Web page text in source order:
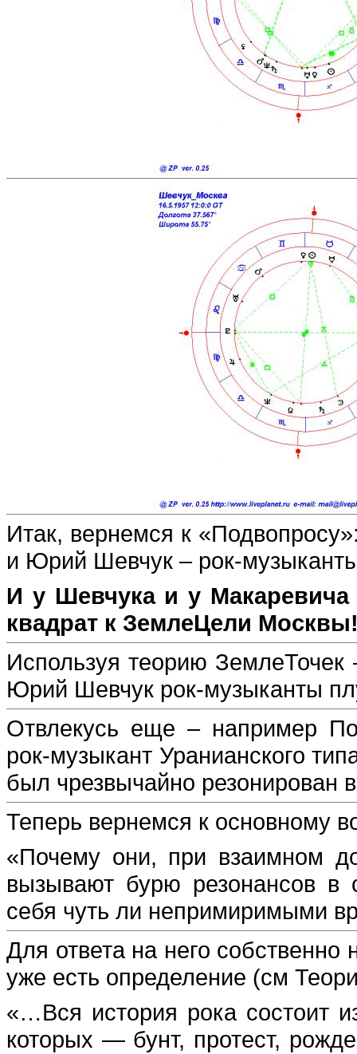
Итак, вернемся к
и Юрий Шевчук – рок-
И у Шевчука и у
квадрат к ЗемлеЦели
Используя теорию
Юрий Шевчук рок-музыканты
Отвлекусь еще – например
рок-музыкант Уранианского
был чрезвычайно резонирован
Теперь вернемся к основному
«Почему они, при взаимном
вызывают бурю резонансов в
себя чуть ли непримиримыми
Для ответа на него собственно
уже есть определение (см
«…Вся история рока состоит
которых — бунт, протест,